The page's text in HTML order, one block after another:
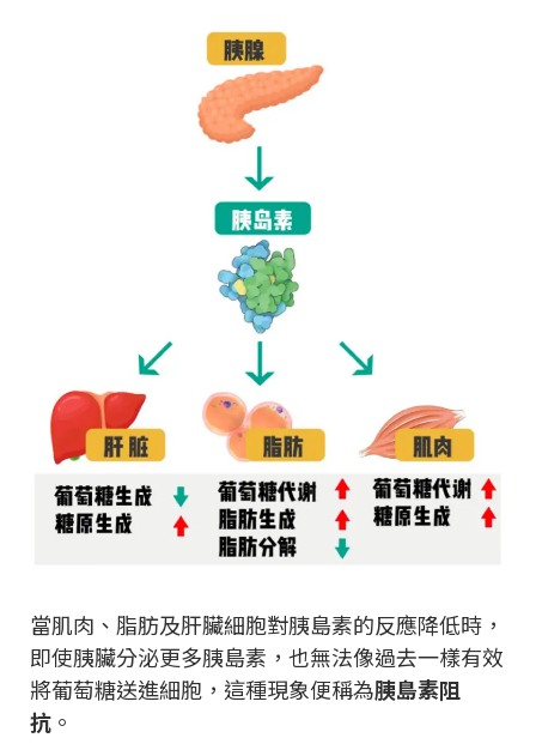
當肌肉、脂肪及肝臟細胞對胰島素的反應降低時，
即使胰臟分泌更多胰島素，也無法像過去一樣有效
將葡萄糖送進細胞，這種現象便稱為胰島素阻
抗 。